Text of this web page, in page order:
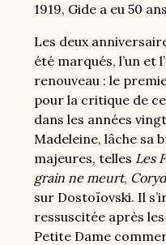
1919, Gide a eu 50
Les deux
été marqués, l’un et
renouveau : le
pour la critique de
dans les années
Madeleine, lâche sa
majeures, telles Les
grain ne meurt,
sur Dostoïovski. Il
ressuscitée après
Petite Dame